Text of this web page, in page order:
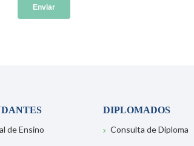
de Ensino
DIPLOMADOS
Consulta de Diploma